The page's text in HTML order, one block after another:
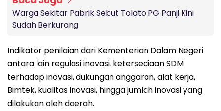
Warga Sekitar Pabrik Sebut Tolato PG Panji Kini
Sudah Berkurang
Indikator penilaian dari Kementerian Dalam Negeri
antara lain regulasi inovasi, ketersediaan SDM
terhadap inovasi, dukungan anggaran, alat kerja,
Bimtek, kualitas inovasi, hingga jumlah inovasi yang
dilakukan oleh daerah.